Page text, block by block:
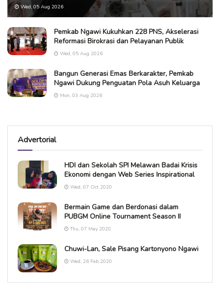
Wed, 05 Aug 2026
Pemkab Ngawi Kukuhkan 228 PNS, Akselerasi
Reformasi Birokrasi dan Pelayanan Publik
Wed, 05 Aug 2026
Bangun Generasi Emas Berkarakter, Pemkab
Ngawi Dukung Penguatan Pola Asuh Keluarga
Mon, 03 Aug 2026
Advertorial
HDI dan Sekolah SPI Melawan Badai Krisis
Ekonomi dengan Web Series Inspirational
Wed, 07 Oct 2020
Bermain Game dan Berdonasi dalam
PUBGM Online Tournament Season II
Thu, 07 May 2020
Chuwi-Lan, Sale Pisang Kartonyono Ngawi
Wed, 26 Feb 2020